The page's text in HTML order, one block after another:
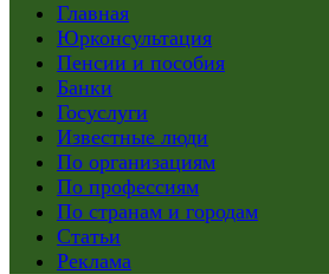
Главная
Юрконсультация
Пенсии и пособия
Банки
Госуслуги
Известные люди
По организациям
По профессиям
По странам и городам
Статьи
Реклама